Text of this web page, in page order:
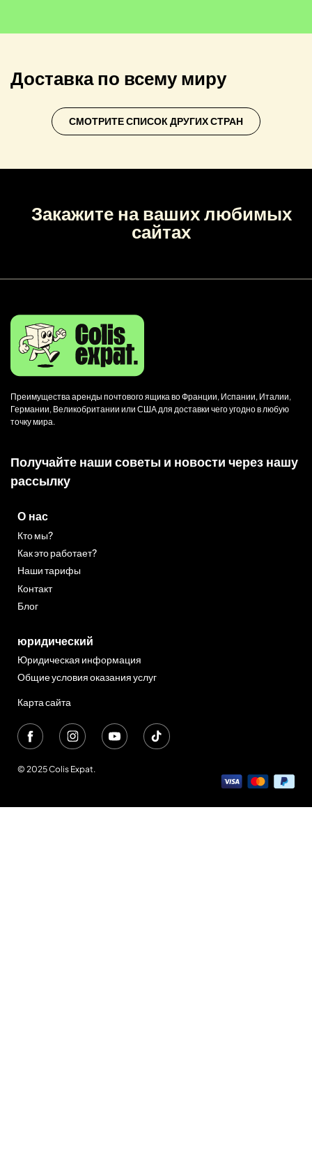
Доставка по всему миру
СМОТРИТЕ СПИСОК ДРУГИХ СТРАН
Закажите на ваших любимых
сайтах
Преимущества аренды почтового ящика во Франции, Испании, Италии,
Германии, Великобритании или США для доставки чего угодно в любую
точку мира.
Получайте наши советы и новости через нашу
рассылку
О нас
Кто мы?
Как это работает?
Наши тарифы
Контакт
Блог
юридический
Юридическая информация
Общие условия оказания услуг
Карта сайта
© 2025 Colis Expat.